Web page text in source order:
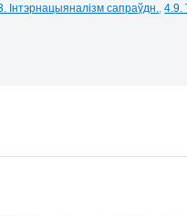
Інтэрнацыяналізм сапраўдн. ,4.9.